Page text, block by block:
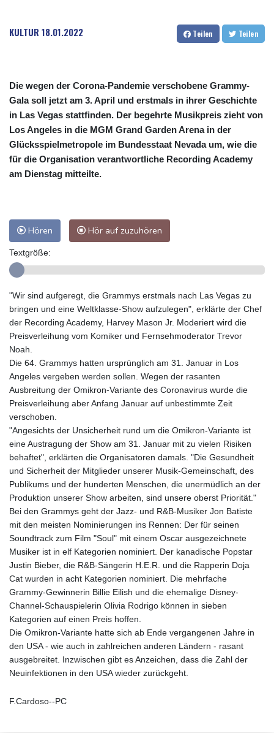
KULTUR 18.01.2022 Teilen Teilen
Die wegen der Corona-Pandemie verschobene Grammy-
Gala soll jetzt am 3. April und erstmals in ihrer Geschichte
in Las Vegas stattfinden. Der begehrte Musikpreis zieht von
Los Angeles in die MGM Grand Garden Arena in der
Glücksspielmetropole im Bundesstaat Nevada um, wie die
für die Organisation verantwortliche Recording Academy
am Dienstag mitteilte.
Hören Hör auf zuzuhören
Textgröße:
"Wir sind aufgeregt, die Grammys erstmals nach Las Vegas zu
bringen und eine Weltklasse-Show aufzulegen", erklärte der Chef
der Recording Academy, Harvey Mason Jr. Moderiert wird die
Preisverleihung vom Komiker und Fernsehmoderator Trevor
Noah.
Die 64. Grammys hatten ursprünglich am 31. Januar in Los
Angeles vergeben werden sollen. Wegen der rasanten
Ausbreitung der Omikron-Variante des Coronavirus wurde die
Preisverleihung aber Anfang Januar auf unbestimmte Zeit
verschoben.
"Angesichts der Unsicherheit rund um die Omikron-Variante ist
eine Austragung der Show am 31. Januar mit zu vielen Risiken
behaftet", erklärten die Organisatoren damals. "Die Gesundheit
und Sicherheit der Mitglieder unserer Musik-Gemeinschaft, des
Publikums und der hunderten Menschen, die unermüdlich an der
Produktion unserer Show arbeiten, sind unsere oberst Priorität."
Bei den Grammys geht der Jazz- und R&B-Musiker Jon Batiste
mit den meisten Nominierungen ins Rennen: Der für seinen
Soundtrack zum Film "Soul" mit einem Oscar ausgezeichnete
Musiker ist in elf Kategorien nominiert. Der kanadische Popstar
Justin Bieber, die R&B-Sängerin H.E.R. und die Rapperin Doja
Cat wurden in acht Kategorien nominiert. Die mehrfache
Grammy-Gewinnerin Billie Eilish und die ehemalige Disney-
Channel-Schauspielerin Olivia Rodrigo können in sieben
Kategorien auf einen Preis hoffen.
Die Omikron-Variante hatte sich ab Ende vergangenen Jahre in
den USA - wie auch in zahlreichen anderen Ländern - rasant
ausgebreitet. Inzwischen gibt es Anzeichen, dass die Zahl der
Neuinfektionen in den USA wieder zurückgeht.
F.Cardoso--PC